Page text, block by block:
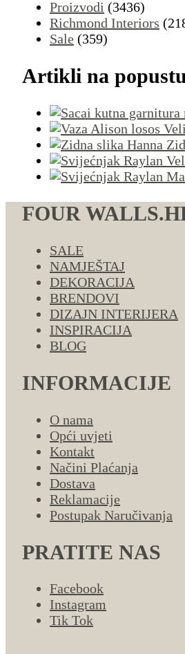
Proizvodi (3436)
Richmond Interiors
Sale (359)
Artikli na popustu
FOUR
SALE
NAMJEŠTAJ
DEKORACIJA
BRENDOVI
DIZAJN INTERIJERA
INSPIRACIJA
BLOG
INFORMACIJE
O nama
Opći uvjeti
Kontakt
Načini Plaćanja
Dostava
Reklamacije
Postupak Naručivanja
PRATITE NAS
Facebook
Instagram
Tik Tok